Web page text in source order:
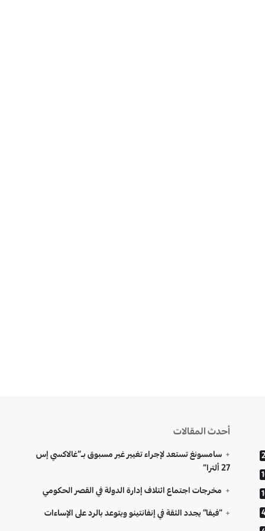
أحدث المقالات
سامسونغ تستعد لإجراء تغيير غير مسبوق بـ”غالاكسي إس
27 ألترا”
مخرجات اجتماع ائتلاف إدارة الدولة في القصر الحكومي
“فيفا” يجدد الثقة في إنفانتينو ويتوعد بالرد على الإساءات